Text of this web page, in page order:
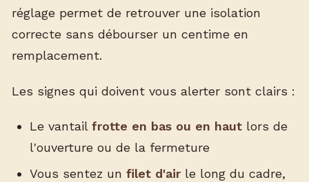
réglage permet de retrouver une isolation
correcte sans débourser un centime en
remplacement.
Les signes qui doivent vous alerter sont clairs :
Le vantail frotte en bas ou en hautlors de
l'ouverture ou de la fermeture
Vous sentez un filet d'airle long du cadre,